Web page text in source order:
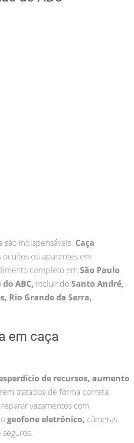
são indispensáveis. Caça
ou aparentes em
completo em São Paulo
ABC, incluindoSanto André,
Rio Grande da Serra,
em caça
de recursos, aumento
tratados de forma correta.
vazamentos com
geofone eletrônico, câmeras